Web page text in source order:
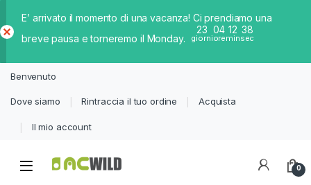
E’ arrivato il momento di una vacanza! Ci prendiamo una
breve pausa e torneremo il Monday.
23
giorni
04
ore
12
min
38
sec
iud
Benvenuto
Dove siamo Rintraccia il tuo ordine Acquista
Il mio account
0